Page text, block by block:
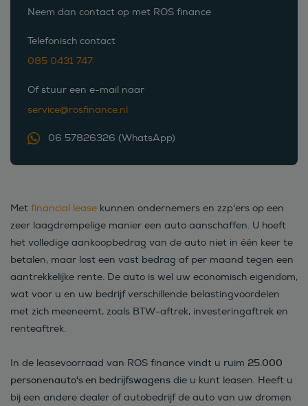
Neem dan contact op met ROS finance
Telefonisch contact
085 0431 747
Of stuur een e-mail naar
service@rosfinance.nl
06 57826326 (WhatsApp)
Met financial lease kunnen ondernemers en zzp'ers op een
zeer laagdrempelige manier een auto aanschaffen. U hoeft
het volledige aankoopbedrag van de auto niet in één keer te
betalen, maar lost een vast bedrag af per maand tegen een
aantrekkelijke rente. De auto is wel uw economisch eigendom,
wat voor u en uw bedrijf verschillende belastingvoordelen
met zich meeneemt, zoals BTW-aftrek, investeringaftrek en
renteaftrek.
In de leasevoorraad van ROS finance vindt u ruim 25.000
personenauto's en bedrijfswagens die u kunt leasen. Heeft u
bij een andere dealer of autobedrijf de auto van uw dromen